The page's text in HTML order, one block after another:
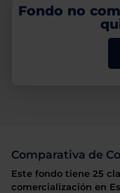
Fondo no
Comparativa de
Este fondo tiene 25
comercialización en